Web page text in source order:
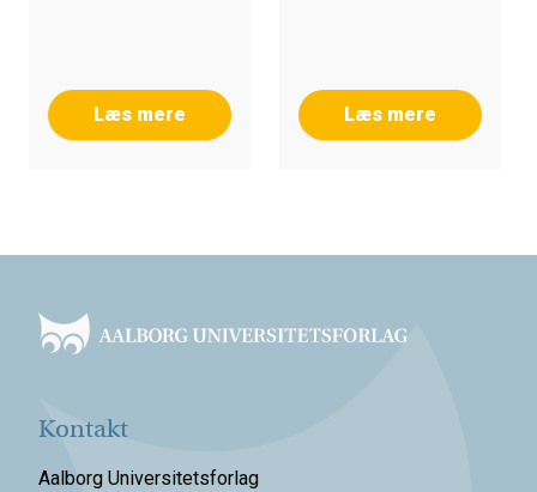
Læs mere Læs mere
Kontakt
Aalborg Universitetsforlag